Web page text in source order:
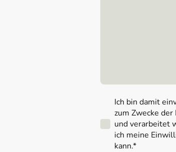
Ich bin damit
zum Zwecke
und verarbeitet
ich meine
kann.*